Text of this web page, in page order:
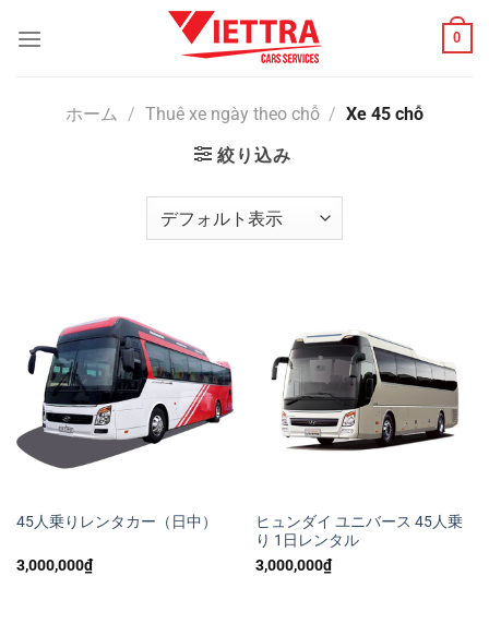
0
ホーム / Thuê xe ngày theo chỗ / Xe 45 chỗ
絞り込み
45人乗りレンタカー（日中）
3,000,000₫
ヒュンダイ ユニバース 45人乗
り 1日レンタル
3,000,000₫